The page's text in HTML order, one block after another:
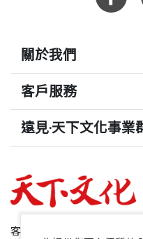
關於我們
客戶服務
遠見‧天下文化事業
哈佛商業評論
客服專線：+886 2 2662-0012